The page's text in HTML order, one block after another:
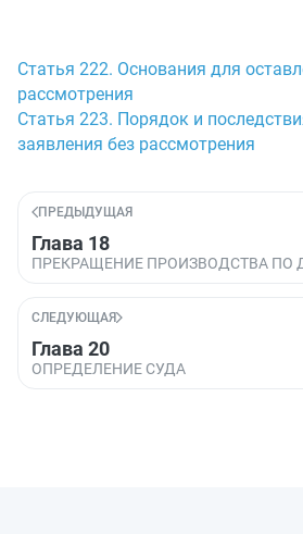
Статья 222. Основания для
рассмотрения
Статья 223. Порядок и
заявления без рассмотрения
ПРЕДЫДУЩАЯ
Глава 18
ПРЕКРАЩЕНИЕ ПРОИЗВОДСТВА ПО
СЛЕДУЮЩАЯ
Глава 20
ОПРЕДЕЛЕНИЕ СУДА